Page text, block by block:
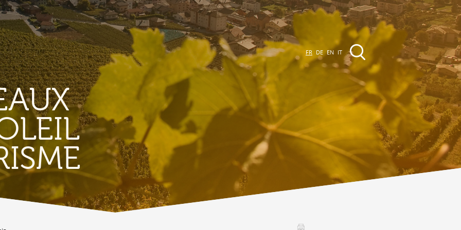
TERROIR &
PATRIMOINE
Vignoble & parcours viticoles
Produits et magasins du terroir
Bourg de Conthey
Eglises & chapelles
Vestiges gallo-romains d'Ardon
EVÈNEMENTS &
ACTIVITÉS
Activités dans la région
Promenades
Agenda des Manifestations
FR DE EN IT